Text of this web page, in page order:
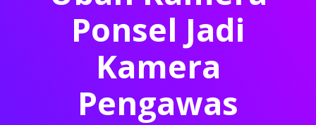
Ponsel Jadi
Kamera
Pengawas